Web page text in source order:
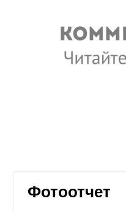
Фотоотчет